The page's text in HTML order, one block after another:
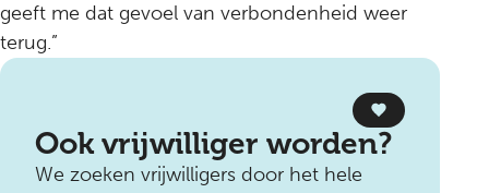
geeft me dat gevoel van verbondenheid weer
terug.”
Ook vrijwilliger worden?
We zoeken vrijwilligers door het hele